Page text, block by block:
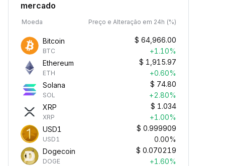
mercado
Moeda Preço e Alteração em 24h (%)
Bitcoin
BTC
$ 64,966.00
+1.10%
Ethereum
ETH
$ 1,915.97
+0.60%
Solana
SOL
$ 74.80
+2.80%
XRP
XRP
$ 1.034
+1.00%
USD1
USD1
$ 0.999909
0.00%
Dogecoin
DOGE
$ 0.070219
+1.60%